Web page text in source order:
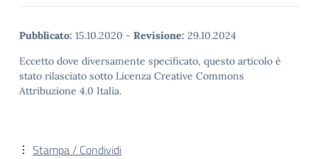
Pubblicato: 15.10.2020 - Revisione: 29.10.2024
Eccetto dove diversamente specificato, questo articolo è
stato rilasciato sotto Licenza Creative Commons
Attribuzione 4.0 Italia.
Stampa / Condividi